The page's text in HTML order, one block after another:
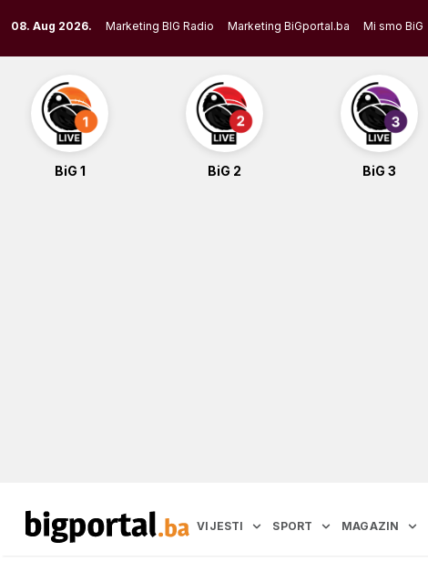
to
content
08. Aug 2026. Marketing BIG Radio Marketing BiGportal.ba Mi smo BiG
BiG 1 BiG 2 BiG 3
VIJESTI SPORT MAGAZIN